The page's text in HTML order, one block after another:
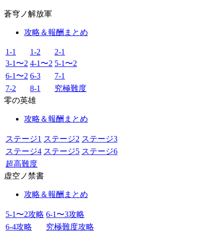
蒼穹ノ解放軍
攻略＆報酬まとめ
1-1 1-2
2-1
3-1〜2 4-1〜2 5-1〜2
6-1〜2 6-3
7-1
7-2
8-1
究極難度
零の英雄
攻略＆報酬まとめ
ステージ1 ステージ2 ステージ3
ステージ4 ステージ5 ステージ6
超高難度
虚空ノ禁書
攻略＆報酬まとめ
5-1〜2攻略 6-1〜3攻略
6-4攻略
究極難度攻略